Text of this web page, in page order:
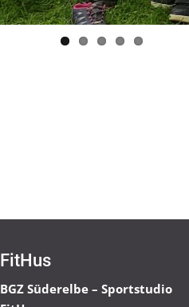
FitHus
BGZ Süderelbe – Sportstudio